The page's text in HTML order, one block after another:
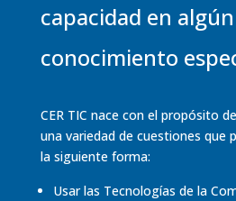
capacidad en
conocimiento
CER TIC nace con el propósito
una variedad de cuestiones que
la siguiente forma:
Usar las Tecnologías de la